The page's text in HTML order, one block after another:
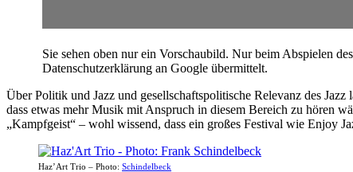
Sie sehen oben nur ein Vorschaubild. Nur beim Abspielen
Datenschutzerklärung an Google übermittelt.
Über Politik und Jazz und gesellschaftspolitische Relevanz des
dass etwas mehr Musik mit Anspruch in diesem Bereich zu hören
„Kampfgeist“ – wohl wissend, dass ein großes Festival wie Enjoy
Haz’Art Trio – Photo: Schindelbeck